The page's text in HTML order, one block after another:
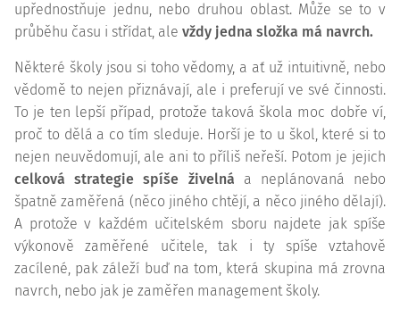
upřednostňuje jednu, nebo druhou oblast. Může se to v
průběhu času i střídat, ale vždy jedna složka má navrch.
Některé školy jsou si toho vědomy, a ať už intuitivně, nebo
vědomě to nejen přiznávají, ale i preferují ve své činnosti.
To je ten lepší případ, protože taková škola moc dobře ví,
proč to dělá a co tím sleduje. Horší je to u škol, které si to
nejen neuvědomují, ale ani to příliš neřeší. Potom je jejich
celková strategie spíše živelná a neplánovaná nebo
špatně zaměřená (něco jiného chtějí, a něco jiného dělají).
A protože v každém učitelském sboru najdete jak spíše
výkonově zaměřené učitele, tak i ty spíše vztahově
zacílené, pak záleží buď na tom, která skupina má zrovna
navrch, nebo jak je zaměřen management školy.